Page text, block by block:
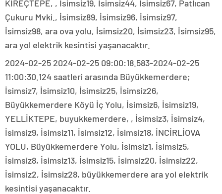
KİREÇTEPE, , İsimsiz19, İsimsiz44, İsimsiz67, Patlıcan
Çukuru Mvki., İsimsiz89, İsimsiz96, İsimsiz97,
İsimsiz98, ara ova yolu, İsimsiz20, İsimsiz23, İsimsiz95,
ara yol elektrik kesintisi yaşanacaktır.
2024-02-25 2024-02-25 09:00:18.583-2024-02-25
11:00:30.124 saatleri arasında Büyükkemerdere;
İsimsiz7, İsimsiz10, İsimsiz25, İsimsiz26,
Büyükkemerdere Köyü İç Yolu, İsimsiz6, İsimsiz19,
YELLİKTEPE, buyukkemerdere, , İsimsiz3, İsimsiz4,
İsimsiz9, İsimsiz11, İsimsiz12, İsimsiz18, İNCİRLİOVA
YOLU, Büyükkemerdere Yolu, İsimsiz1, İsimsiz5,
İsimsiz8, İsimsiz13, İsimsiz15, İsimsiz20, İsimsiz22,
İsimsiz2, İsimsiz28, büyükkemerdere ara yol elektrik
kesintisi yaşanacaktır.